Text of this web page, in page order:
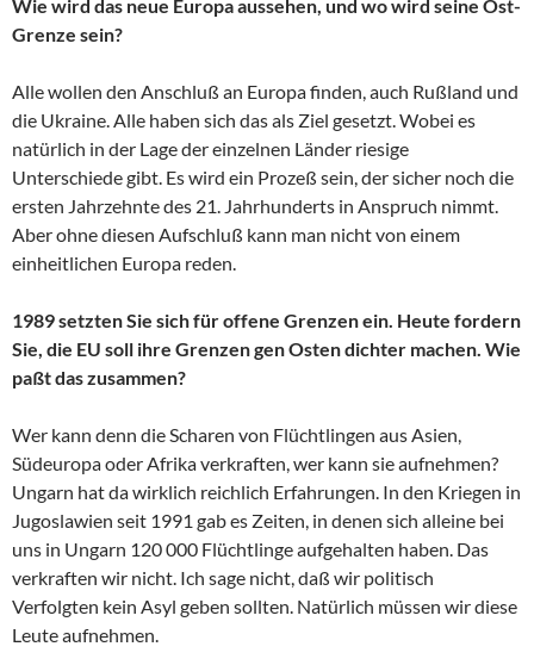
Wie wird das neue Europa aussehen, und wo wird seine Ost-
Grenze sein?
Alle wollen den Anschluß an Europa finden, auch Rußland und
die Ukraine. Alle haben sich das als Ziel gesetzt. Wobei es
natürlich in der Lage der einzelnen Länder riesige
Unterschiede gibt. Es wird ein Prozeß sein, der sicher noch die
ersten Jahrzehnte des 21. Jahrhunderts in Anspruch nimmt.
Aber ohne diesen Aufschluß kann man nicht von einem
einheitlichen Europa reden.
1989 setzten Sie sich für offene Grenzen ein. Heute fordern
Sie, die EU soll ihre Grenzen gen Osten dichter machen. Wie
paßt das zusammen?
Wer kann denn die Scharen von Flüchtlingen aus Asien,
Südeuropa oder Afrika verkraften, wer kann sie aufnehmen?
Ungarn hat da wirklich reichlich Erfahrungen. In den Kriegen in
Jugoslawien seit 1991 gab es Zeiten, in denen sich alleine bei
uns in Ungarn 120 000 Flüchtlinge aufgehalten haben. Das
verkraften wir nicht. Ich sage nicht, daß wir politisch
Verfolgten kein Asyl geben sollten. Natürlich müssen wir diese
Leute aufnehmen.